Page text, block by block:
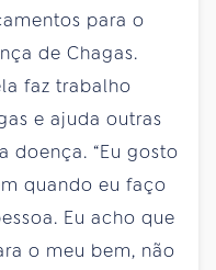
para o
de Chagas.
faz trabalho
e ajuda outras
doença. “Eu gosto
quando eu faço
Eu acho que
o meu bem, não